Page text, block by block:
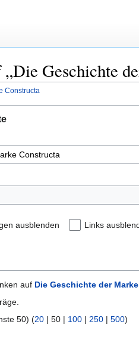
Geschichte
Constructa
ausblenden Links
auf Die Geschichte der
50) (20 | 50 | 100 | 250 | 500)